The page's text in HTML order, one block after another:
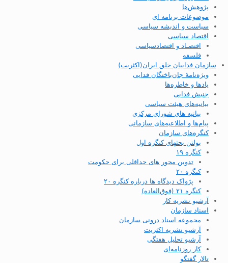
پژوهش‌ها
موضوعات برنامه ای
سیاست و اندیشه سیاسی
اقتصاد سیاسی
اقتصـاد و اقتصاد‌سیاسی
فلسفه
سازمان فداییان خلق ایران(اکثریت)
ویژه‌نامهٔ جان‌باختگان فدایی
یادها و خاطره‌ها
جنبش فدایی
بیانیه‌های هیئت سیاسی
بیانیه های شورای مرکزی
پیام‌ها و اطلاعیه‌های سازمانی
کنگره‌های سازمان
بولتن بحثهای کنگره اول
کنگره ۱۹
تدوین محور های حداقلی برای حکومت
کنگره ۲۰
پژواک دیدگاه ها درباره کنگره ۲۰
کنگره ۲۱ (فوق‌العاده)
آرشیو نشریه کار
اسناد سازمان
مجموعه اسناد درونی سازمان
آرشیو نشریه اکثریت
آرشیو تحلیل هفتگی
کار روزنامه‌ای
تالار گفتگو